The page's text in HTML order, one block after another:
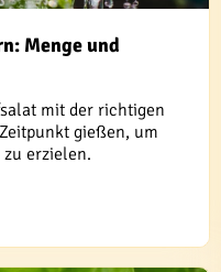
Menge und
mit der richtigen
gießen, um
erzielen.